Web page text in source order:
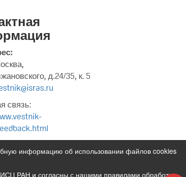
д.24/35, к. 5
связь:
информацию об использовании файлов cookies
РАН и согласны с нашими правилами обработки